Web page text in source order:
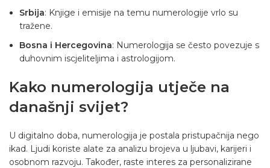
Srbija: Knjige i emisije na temu numerologije vrlo su
tražene.
Bosna i Hercegovina: Numerologija se često povezuje s
duhovnim iscjeliteljima i astrologijom.
Kako numerologija utječe na
današnji svijet?
U digitalno doba, numerologija je postala pristupačnija nego
ikad. Ljudi koriste alate za analizu brojeva u ljubavi, karijeri i
osobnom razvoju. Također, raste interes za personalizirane